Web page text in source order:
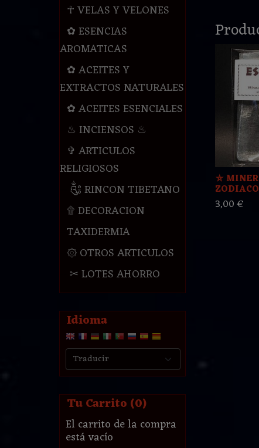
☥ VELAS Y VELONES
✿ ESENCIAS
AROMATICAS
✿ ACEITES Y
EXTRACTOS NATURALES
✿ ACEITES ESENCIALES
♨ INCIENSOS ♨
✞ ARTICULOS
RELIGIOSOS
༃ RINCON TIBETANO
۩ DECORACION
TAXIDERMIA
۞ OTROS ARTICULOS
✂ LOTES AHORRO
Idioma
Tu Carrito (0)
El carrito de la compra
está vacío
⛤
3,00 €